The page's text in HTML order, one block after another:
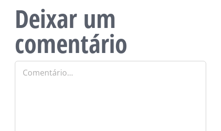
Deixar um
comentário
Comentário